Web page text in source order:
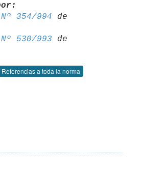
Nº 354/994 de
Nº 530/993 de
Referencias a toda la norma